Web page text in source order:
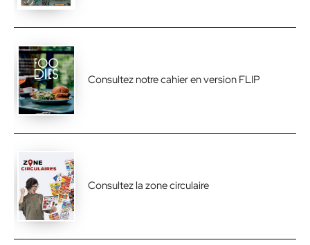
Consultez notre cahier en version FLIP
Consultez la zone circulaire